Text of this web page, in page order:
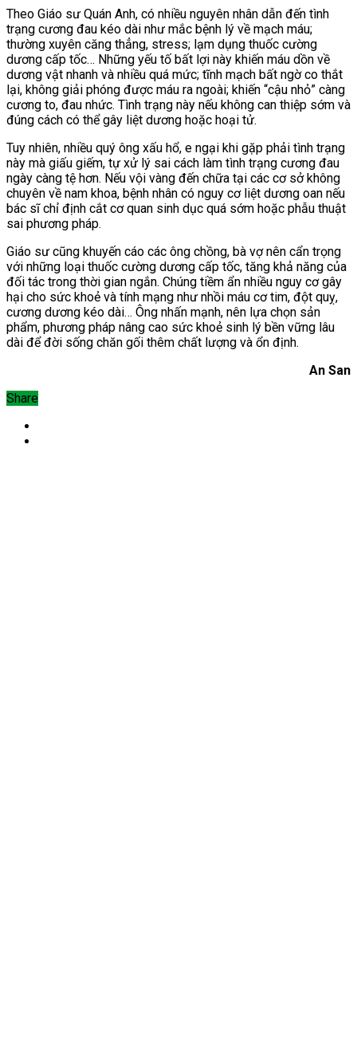
Theo Giáo sư Quán Anh, có nhiều nguyên nhân dẫn đến tình
trạng cương đau kéo dài như mắc bệnh lý về mạch máu;
thường xuyên căng thẳng, stress; lạm dụng thuốc cường
dương cấp tốc… Những yếu tố bất lợi này khiến máu dồn về
dương vật nhanh và nhiều quá mức; tĩnh mạch bất ngờ co thắt
lại, không giải phóng được máu ra ngoài; khiến “cậu nhỏ” càng
cương to, đau nhức. Tình trạng này nếu không can thiệp sớm và
đúng cách có thể gây liệt dương hoặc hoại tử.
Tuy nhiên, nhiều quý ông xấu hổ, e ngại khi gặp phải tình trạng
này mà giấu giếm, tự xử lý sai cách làm tình trạng cương đau
ngày càng tệ hơn. Nếu vội vàng đến chữa tại các cơ sở không
chuyên về nam khoa, bệnh nhân có nguy cơ liệt dương oan nếu
bác sĩ chỉ định cắt cơ quan sinh dục quá sớm hoặc phẫu thuật
sai phương pháp.
Giáo sư cũng khuyến cáo các ông chồng, bà vợ nên cẩn trọng
với những loại thuốc cường dương cấp tốc, tăng khả năng của
đối tác trong thời gian ngắn. Chúng tiềm ẩn nhiều nguy cơ gây
hại cho sức khoẻ và tính mạng như nhồi máu cơ tim, đột quỵ,
cương dương kéo dài… Ông nhấn mạnh, nên lựa chọn sản
phẩm, phương pháp nâng cao sức khoẻ sinh lý bền vững lâu
dài để đời sống chăn gối thêm chất lượng và ổn định.
An San
Share